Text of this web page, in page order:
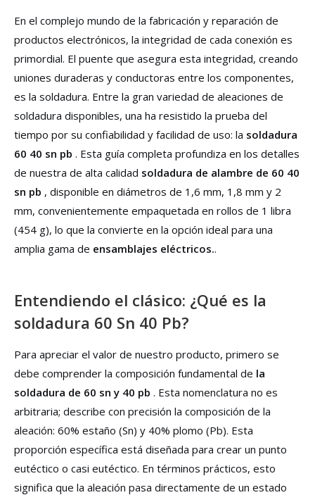
En el complejo mundo de la fabricación y reparación de
productos electrónicos, la integridad de cada conexión es
primordial. El puente que asegura esta integridad, creando
uniones duraderas y conductoras entre los componentes,
es la soldadura. Entre la gran variedad de aleaciones de
soldadura disponibles, una ha resistido la prueba del
tiempo por su confiabilidad y facilidad de uso: la soldadura
60 40 sn pb . Esta guía completa profundiza en los detalles
de nuestra de alta calidad soldadura de alambre de 60 40
sn pb , disponible en diámetros de 1,6 mm, 1,8 mm y 2
mm, convenientemente empaquetada en rollos de 1 libra
(454 g), lo que la convierte en la opción ideal para una
amplia gama de ensamblajes eléctricos..
Entendiendo el clásico: ¿Qué es la
soldadura 60 Sn 40 Pb?
Para apreciar el valor de nuestro producto, primero se
debe comprender la composición fundamental de la
soldadura de 60 sn y 40 pb . Esta nomenclatura no es
arbitraria; describe con precisión la composición de la
aleación: 60% estaño (Sn) y 40% plomo (Pb). Esta
proporción específica está diseñada para crear un punto
eutéctico o casi eutéctico. En términos prácticos, esto
significa que la aleación pasa directamente de un estado